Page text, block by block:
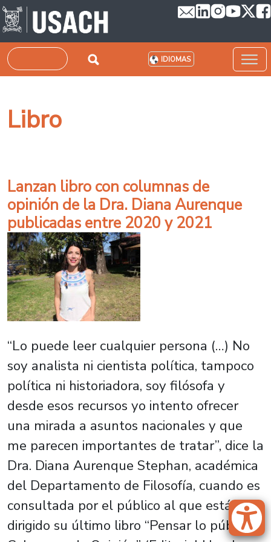
Pasar al contenido principal
Buscar IDIOMAS
Libro
Lanzan libro con columnas de
opinión de la Dra. Diana Aurenque
publicadas entre 2020 y 2021
“Lo puede leer cualquier persona (…) No
soy analista ni cientista política, tampoco
política ni historiadora, soy filósofa y
desde esos recursos yo intento ofrecer
una mirada a asuntos nacionales y que
me parecen importantes de tratar”, dice la
Dra. Diana Aurenque Stephan, académica
del Departamento de Filosofía, cuando es
consultada por el público al que está
dirigido su último libro “Pensar lo público.